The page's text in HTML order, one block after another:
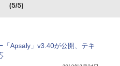
(5/5)
「Apsaly」v3.40が公開、テキ